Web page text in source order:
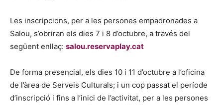
Les inscripcions, per a les persones empadronades a
Salou, s’obriran els dies 7 i 8 d’octubre, a través del
següent enllaç: salou.reservaplay.cat
De forma presencial, els dies 10 i 11 d’octubre a l’oficina
de l’àrea de Serveis Culturals; i un cop passat el període
d’inscripció i fins a l’inici de l’activitat, per a les persones